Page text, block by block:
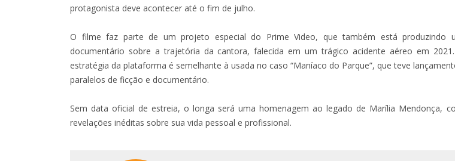
protagonista deve acontecer até o fim de julho.
O filme faz parte de um projeto especial do Prime Video, que também está produzindo
documentário sobre a trajetória da cantora, falecida em um trágico acidente aéreo em
estratégia da plataforma é semelhante à usada no caso “Maníaco do Parque”, que teve
paralelos de ficção e documentário.
Sem data oficial de estreia, o longa será uma homenagem ao legado de Marília Mendonça,
revelações inéditas sobre sua vida pessoal e profissional.